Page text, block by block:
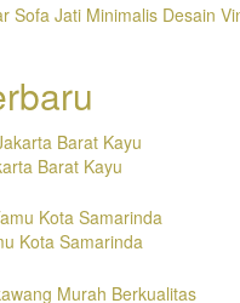
Sofa Jati Minimalis Desain
Barat Kayu
Kota Samarinda